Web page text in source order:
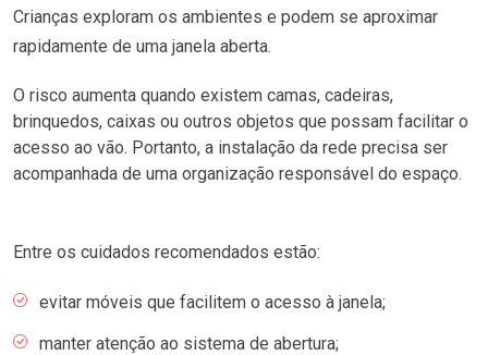
Crianças exploram os ambientes e podem se aproximar
rapidamente de uma janela aberta.
O risco aumenta quando existem camas, cadeiras,
brinquedos, caixas ou outros objetos que possam facilitar o
acesso ao vão. Portanto, a instalação da rede precisa ser
acompanhada de uma organização responsável do espaço.
Entre os cuidados recomendados estão:
evitar móveis que facilitem o acesso à janela;
manter atenção ao sistema de abertura;